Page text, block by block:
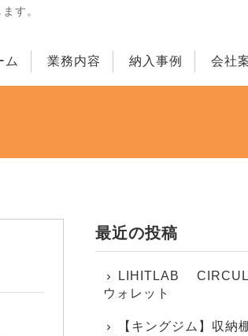
す。
ム 業務内容 納入事例 会社
最近の投稿
LIHITLAB
ウォレット
【キングジム】収納